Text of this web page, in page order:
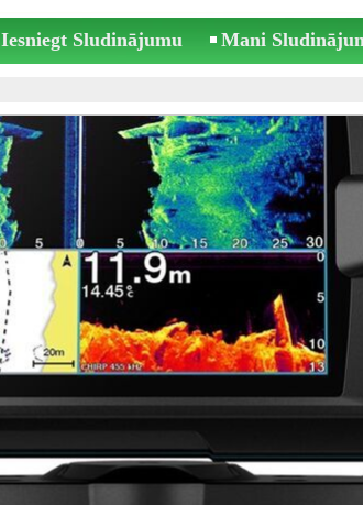
Iesniegt Sludinājumu Mani